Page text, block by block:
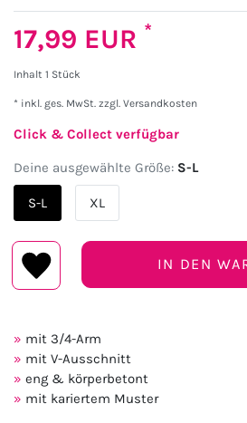
17,99 EUR *
Inhalt 1 Stück
* inkl. ges. MwSt. zzgl. Versandkosten
Click & Collect verfügbar
Deine ausgewählte Größe: S-L
S-L XL
IN DEN
mit 3/4-Arm
mit V-Ausschnitt
eng & körperbetont
mit kariertem Muster